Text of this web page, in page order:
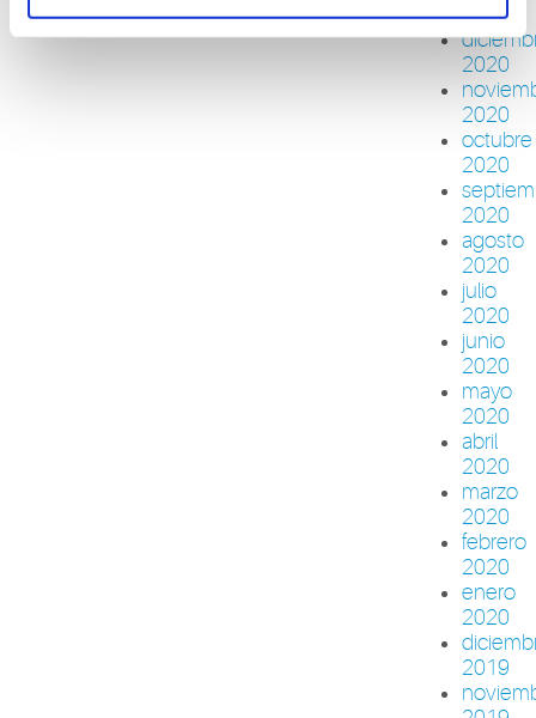
2021
2020
2020
octubre
2020
2020
agosto
2020
julio
2020
junio
2020
mayo
2020
abril
2020
marzo
2020
febrero
2020
enero
2020
2019